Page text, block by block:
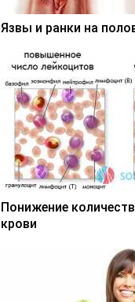
Язвы и ранки на
Понижение
крови